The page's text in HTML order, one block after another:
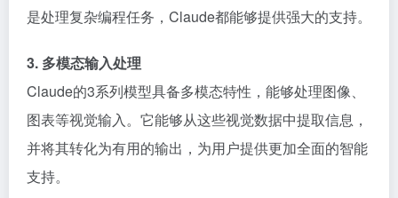
是处理复杂编程任务，Claude都能够提供强大的支持。
3. 多模态输入处理
Claude的3系列模型具备多模态特性，能够处理图像、
图表等视觉输入。它能够从这些视觉数据中提取信息，
并将其转化为有用的输出，为用户提供更加全面的智能
支持。